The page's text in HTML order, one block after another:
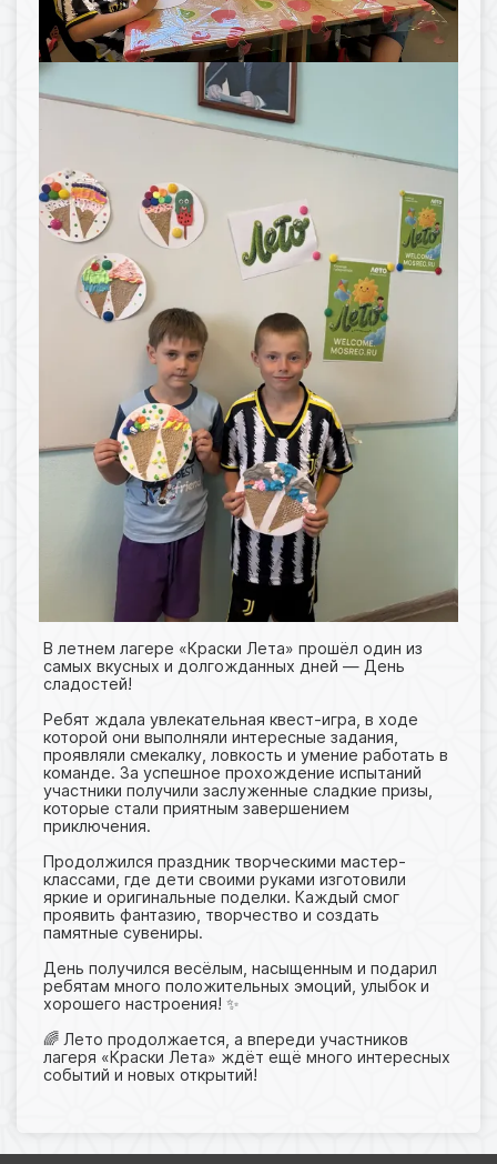
В летнем лагере «Краски Лета» прошёл один из
самых вкусных и долгожданных дней — День
сладостей!
Ребят ждала увлекательная квест-игра, в ходе
которой они выполняли интересные задания,
проявляли смекалку, ловкость и умение работать в
команде. За успешное прохождение испытаний
участники получили заслуженные сладкие призы,
которые стали приятным завершением
приключения.
Продолжился праздник творческими мастер-
классами, где дети своими руками изготовили
яркие и оригинальные поделки. Каждый смог
проявить фантазию, творчество и создать
памятные сувениры.
День получился весёлым, насыщенным и подарил
ребятам много положительных эмоций, улыбок и
хорошего настроения! ✨
🌈 Лето продолжается, а впереди участников
лагеря «Краски Лета» ждёт ещё много интересных
событий и новых открытий!